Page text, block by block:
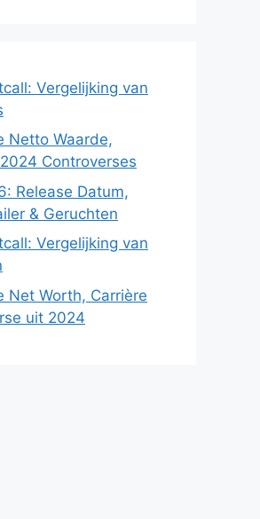
Vergelijking van
Netto Waarde,
Controverses
Release Datum,
& Geruchten
Vergelijking van
Net Worth, Carrière
uit 2024